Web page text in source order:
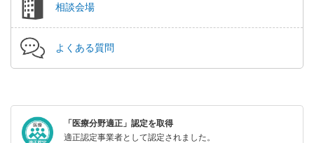
相談会場
よくある質問
「医療分野適正」認定を取得
適正認定事業者として認定されました。